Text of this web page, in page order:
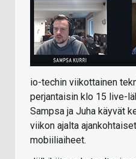
io-techin viikottainen
perjantaisin klo 15 live-
Sampsa ja Juha käyvät
viikon ajalta
mobiiliaiheet.